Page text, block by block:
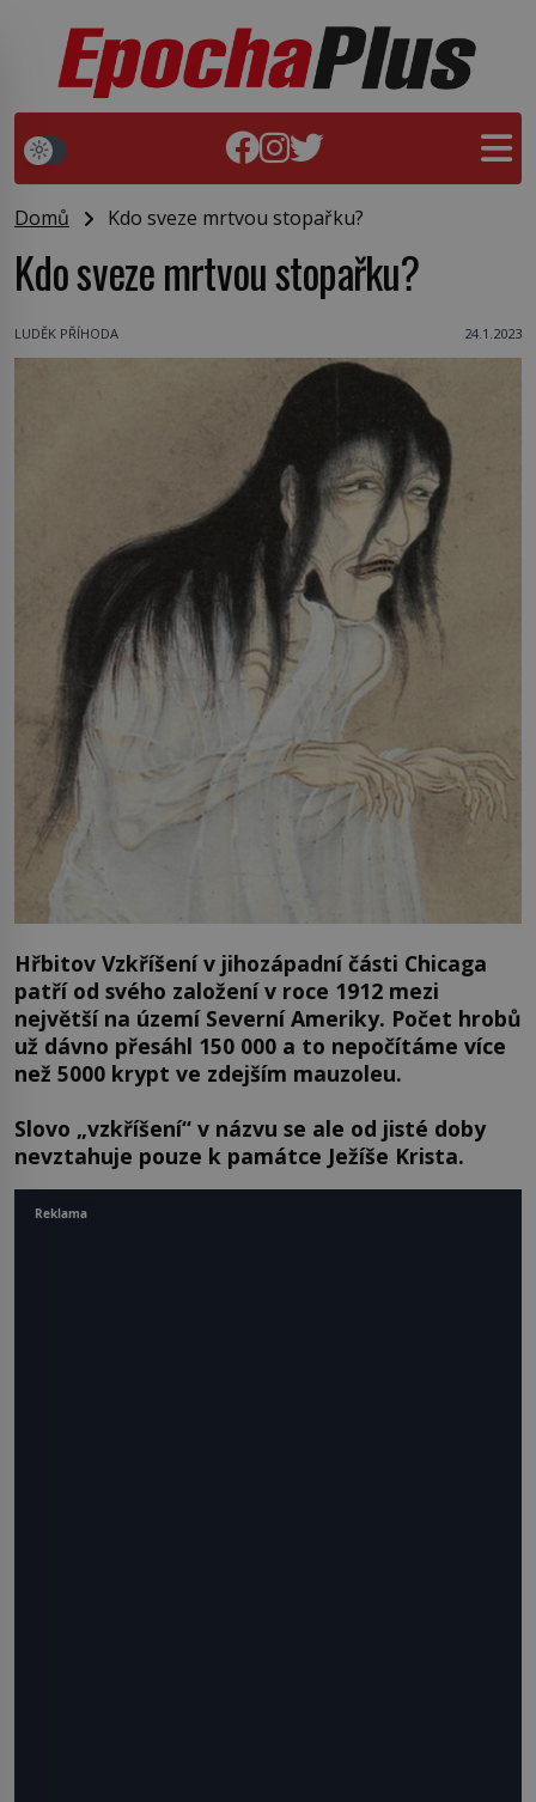
Domů Kdo sveze mrtvou stopařku?
Kdo sveze mrtvou stopařku?
LUDĚK PŘÍHODA 24.1.2023
Hřbitov Vzkříšení v jihozápadní části Chicaga
patří od svého založení v roce 1912 mezi
největší na území Severní Ameriky. Počet hrobů
už dávno přesáhl 150 000 a to nepočítáme více
než 5000 krypt ve zdejším mauzoleu.
Slovo „vzkříšení“ v názvu se ale od jisté doby
nevztahuje pouze k památce Ježíše Krista.
Reklama